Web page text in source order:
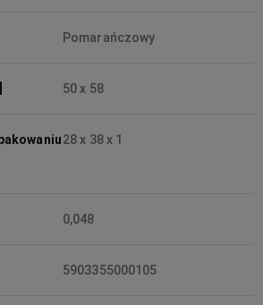
Pomarańczowy
50 x 58
28 x 38 x 1
0,048
5903355000105